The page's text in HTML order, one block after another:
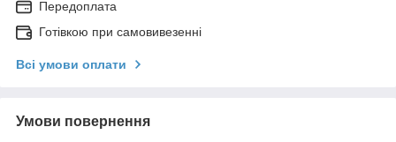
Передоплата
Готівкою при самовивезенні
Всі умови оплати
Умови повернення